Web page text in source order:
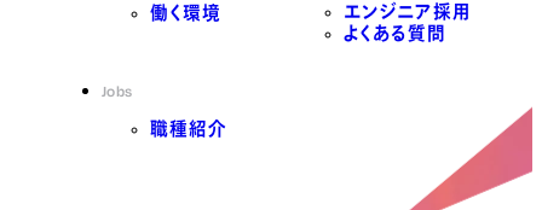
働く環境
Jobs
職種紹介
エンジニア採用
よくある質問